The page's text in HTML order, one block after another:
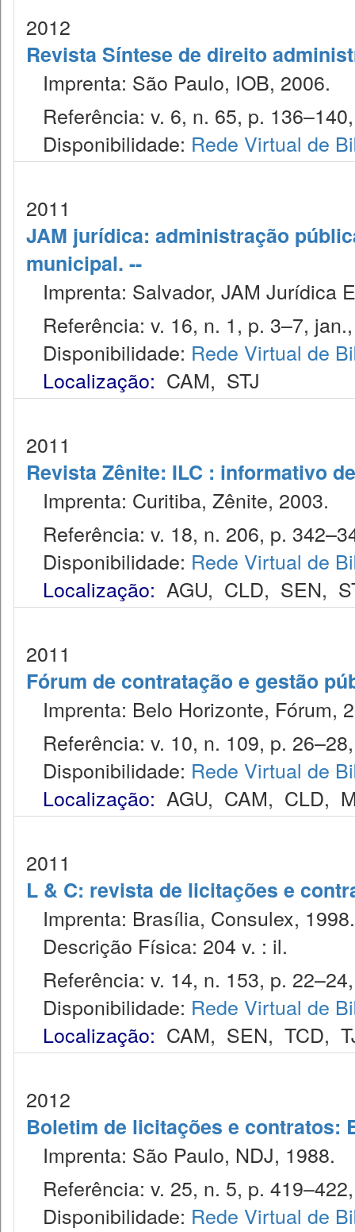
2012
Revista Síntese de direito
Imprenta: São Paulo, IOB, 2006.
Referência: v. 6, n. 65, p.
Disponibilidade: Rede Virtual de
2011
JAM jurídica: administração
municipal. --
Imprenta: Salvador, JAM Jurídica
Referência: v. 16, n. 1, p. 3–7,
Disponibilidade: Rede Virtual de
Localização: CAM, STJ
2011
Revista Zênite: ILC : informativo
Imprenta: Curitiba, Zênite, 2003.
Referência: v. 18, n. 206, p.
Disponibilidade: Rede Virtual de
Localização: AGU, CLD, SEN,
2011
Fórum de contratação e gestão
Imprenta: Belo Horizonte, Fórum,
Referência: v. 10, n. 109, p.
Disponibilidade: Rede Virtual de
Localização: AGU, CAM, CLD,
2011
L & C: revista de licitações e
Imprenta: Brasília, Consulex, 1998.
Descrição Física: 204 v. : il.
Referência: v. 14, n. 153, p.
Disponibilidade: Rede Virtual de
Localização: CAM, SEN, TCD,
2012
Boletim de licitações e contratos:
Imprenta: São Paulo, NDJ, 1988.
Referência: v. 25, n. 5, p.
Disponibilidade: Rede Virtual de